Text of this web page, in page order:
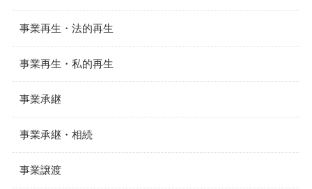
事業再生・法的再生
事業再生・私的再生
事業承継
事業承継・相続
事業譲渡